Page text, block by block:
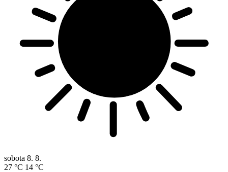
sobota 8. 8.
27 °C 14 °C